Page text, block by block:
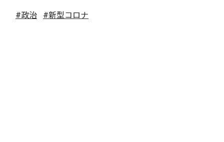
#政治 #新型コロナ